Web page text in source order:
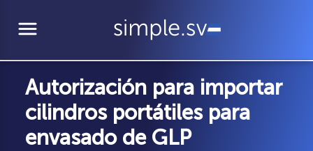
menu
Autorización para importar
cilindros portátiles para
envasado de GLP